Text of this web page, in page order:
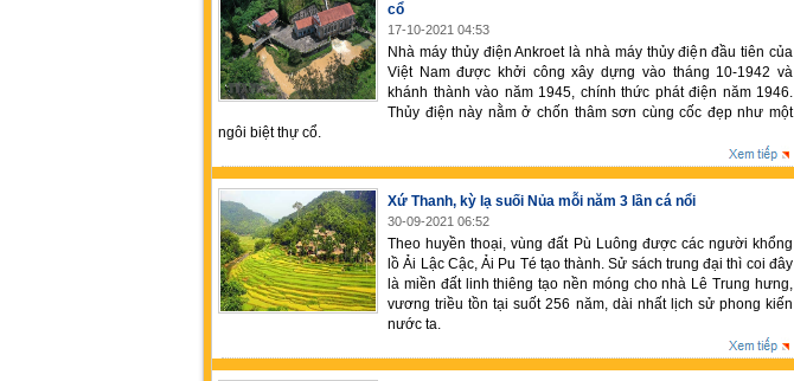
cổ
17-10-2021 04:53
Nhà máy thủy điện Ankroet là nhà máy thủy điện đầu tiên của
Việt Nam được khởi công xây dựng vào tháng 10-1942 và
khánh thành vào năm 1945, chính thức phát điện năm 1946.
Thủy điện này nằm ở chốn thâm sơn cùng cốc đẹp như một
ngôi biệt thự cổ.
Xứ Thanh, kỳ lạ suối Nủa mỗi năm 3 lần cá nổi
30-09-2021 06:52
Theo huyền thoại, vùng đất Pù Luông được các người khổng
lồ Ải Lậc Cậc, Ải Pu Té tạo thành. Sử sách trung đại thì coi đây
là miền đất linh thiêng tạo nền móng cho nhà Lê Trung hưng,
vương triều tồn tại suốt 256 năm, dài nhất lịch sử phong kiến
nước ta.